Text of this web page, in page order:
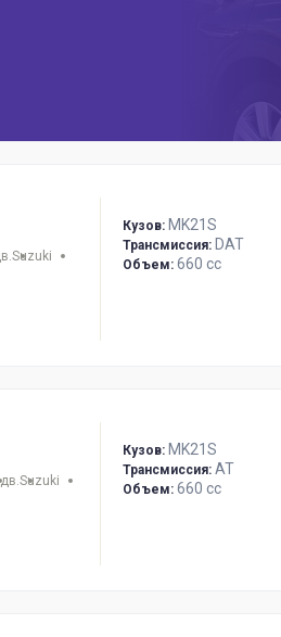
Suzuki
Кузов: MK21S
Трансмиссия: DAT
Объем: 660 сс
Suzuki
Кузов: MK21S
Трансмиссия: AT
Объем: 660 сс